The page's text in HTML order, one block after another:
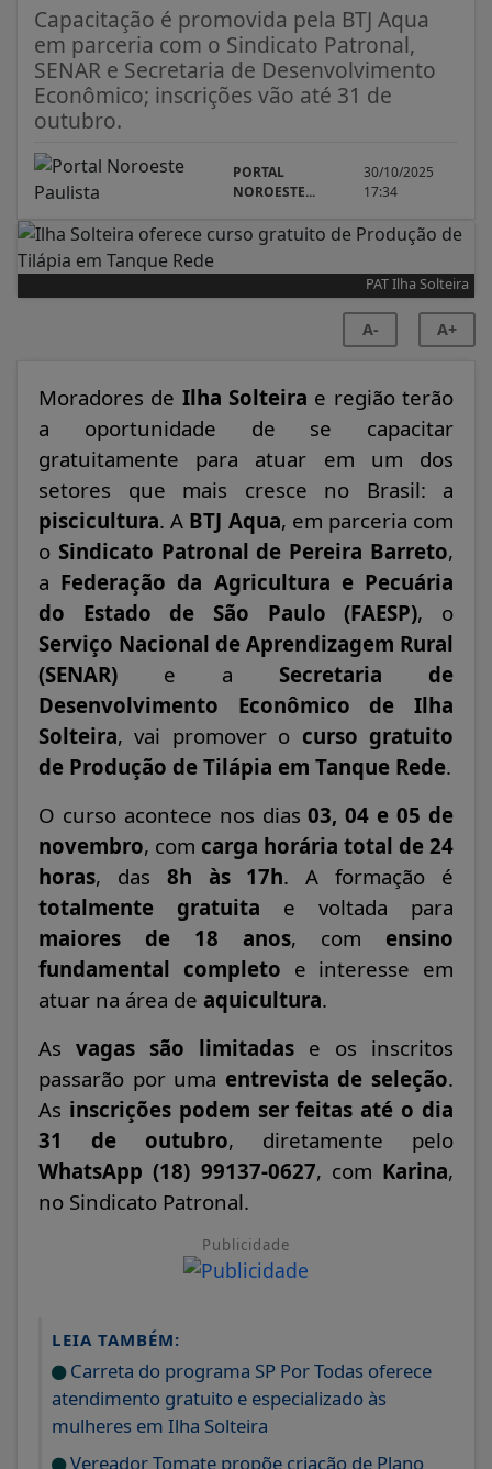
Capacitação é promovida pela BTJ Aqua
em parceria com o Sindicato Patronal,
SENAR e Secretaria de Desenvolvimento
Econômico; inscrições vão até 31 de
outubro.
PORTAL
NOROESTE...
30/10/2025
17:34
PAT Ilha Solteira
A- A+
Moradores de Ilha Solteira e região terão
a oportunidade de se capacitar
gratuitamente para atuar em um dos
setores que mais cresce no Brasil: a
piscicultura. A BTJ Aqua, em parceria com
o Sindicato Patronal de Pereira Barreto,
a Federação da Agricultura e Pecuária
do Estado de São Paulo (FAESP), o
Serviço Nacional de Aprendizagem Rural
(SENAR) e a Secretaria de
Desenvolvimento Econômico de Ilha
Solteira, vai promover o curso gratuito
de Produção de Tilápia em Tanque Rede.
O curso acontece nos dias03, 04 e 05 de
novembro, com carga horária total de 24
horas, das 8h às 17h. A formação é
totalmente gratuita e voltada para
maiores de 18 anos, com ensino
fundamental completo e interesse em
atuar na área de aquicultura.
As vagas são limitadas e os inscritos
passarão por uma entrevista de seleção.
As inscrições podem ser feitas até o dia
31 de outubro, diretamente pelo
WhatsApp (18) 99137-0627, com Karina,
no Sindicato Patronal.
Publicidade
LEIA TAMBÉM:
Carreta do programa SP Por Todas oferece
atendimento gratuito e especializado às
mulheres em Ilha Solteira
Vereador Tomate propõe criação de Plano